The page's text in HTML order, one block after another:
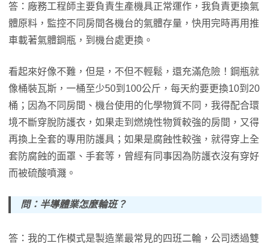
答：廠務工程師主要負責生產機具正常運作，我負責更換氣
體原料，監控不同房間各機台的氣體存量，快用完時再用推
車載著氣體鋼瓶，到機台處更換。
看起來好像不難，但是，不但不輕鬆，還充滿危險！鋼瓶就
像桶裝瓦斯，一桶至少50到100公斤，每天約要更換10到20
桶；因為不同房間、機台使用的化學物質不同，我得配合環
境不斷穿脫防護衣，如果走到燃燒性物質較強的房間，又得
再換上全套的專用防護具；如果是腐蝕性較強，就得穿上全
套防腐蝕的面罩、手套等，曾經有同事因為防護衣沒有穿好
而被硫酸噴濺。
問：半導體業怎麼輪班？
答：我的工作模式是製造業最常見的四班二輪，公司透過雙